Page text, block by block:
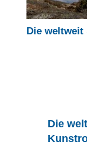
Die weltweit
Die